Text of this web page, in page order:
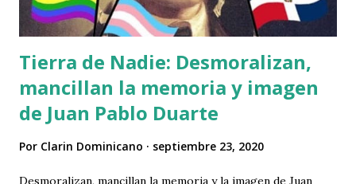
Tierra de Nadie: Desmoralizan,
mancillan la memoria y imagen
de Juan Pablo Duarte
Por Clarin Dominicano septiembre 23, 2020
Desmoralizan, mancillan la memoria y la imagen de Juan